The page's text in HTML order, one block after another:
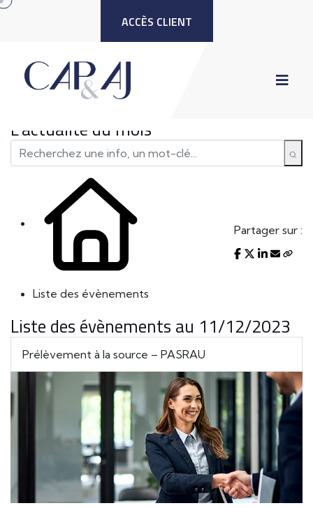
ACCÈS CLIENT
L'actualité du mois
Liste des évènements
Partager sur :
Liste des évènements au 11/12/2023
Prélèvement à la source – PASRAU